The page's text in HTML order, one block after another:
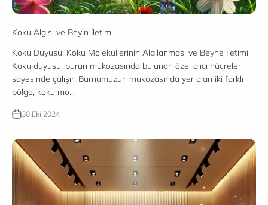
Koku Algısı ve Beyin İletimi
Koku Duyusu: Koku Moleküllerinin Algılanması ve Beyne İletimi
Koku duyusu, burun mukozasında bulunan özel alıcı hücreler
sayesinde çalışır. Burnumuzun mukozasında yer alan iki farklı
bölge, koku mo...
30 Eki 2024